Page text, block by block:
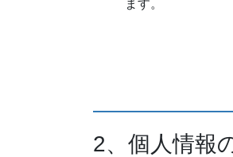
ます。
2、個人情報